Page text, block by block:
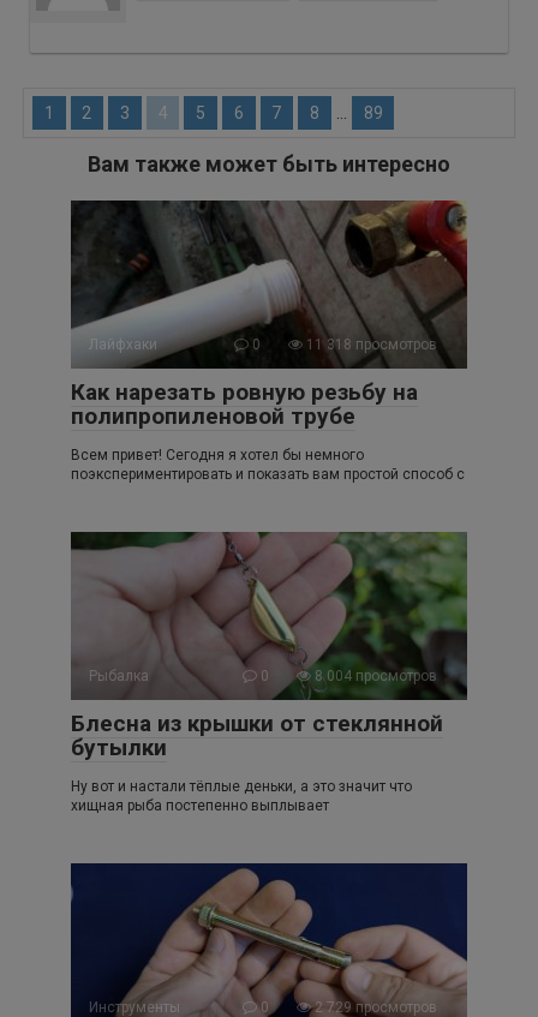
1 2 3 4 5 6 7 8 89
Вам также может быть интересно
Лайфхаки 0 11 318 просмотров
Как нарезать ровную резьбу на
полипропиленовой трубе
Всем привет! Сегодня я хотел бы немного
поэкспериментировать и показать вам простой способ с
Рыбалка 0 8 004 просмотров
Блесна из крышки от стеклянной
бутылки
Ну вот и настали тёплые деньки, а это значит что
хищная рыба постепенно выплывает
Инструменты 0 2 729 просмотров